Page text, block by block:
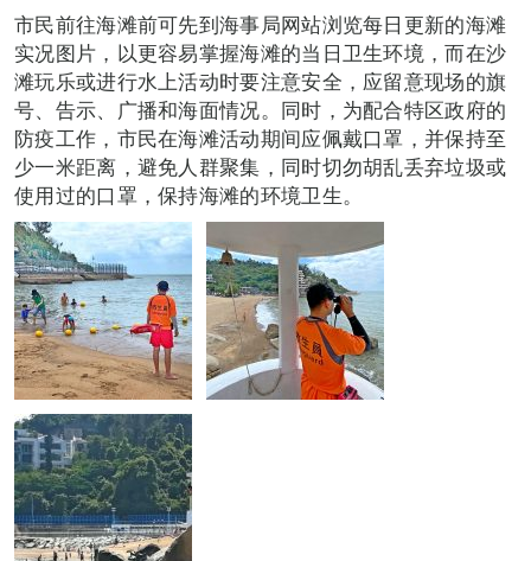
市民前往海滩前可先到海事局网站浏览每日更新的海滩
实况图片，以更容易掌握海滩的当日卫生环境，而在沙
滩玩乐或进行水上活动时要注意安全，应留意现场的旗
号、告示、广播和海面情况。同时，为配合特区政府的
防疫工作，市民在海滩活动期间应佩戴口罩，并保持至
少一米距离，避免人群聚集，同时切勿胡乱丢弃垃圾或
使用过的口罩，保持海滩的环境卫生。